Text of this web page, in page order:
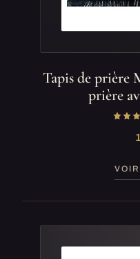
Tapis de prière
prière